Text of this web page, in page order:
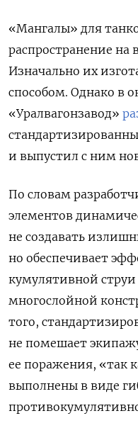
«Мангалы» для
распространение на
Изначально их
способом. Однако в
«Уралвагонзавод»
и выпустил с ним
По словам
элементов
не создавать
но обеспечивает
кумулятивной струи
многослойной
того,
не помешает
ее поражения, «так
выполнены в виде